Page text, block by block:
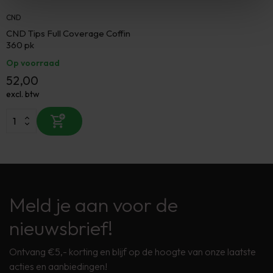
CND
CND Tips Full Coverage Coffin
360 pk
Op voorraad
52,00
excl. btw
Meld je aan voor de
nieuwsbrief!
Ontvang €5,- korting en blijf op de hoogte van onze laatste
acties en aanbiedingen!